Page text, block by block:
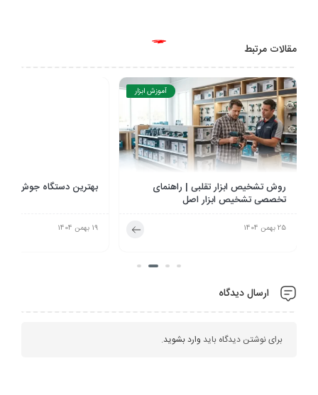
مقالات مرتبط
آموزش ابزار
روش تشخیص ابزار تقلبی | راهنمای
تخصصی تشخیص ابزار اصل
25 بهمن 1404
بهترین دستگاه جوش
19 بهمن 1404
ارسال دیدگاه
برای نوشتن دیدگاه باید وارد بشوید.